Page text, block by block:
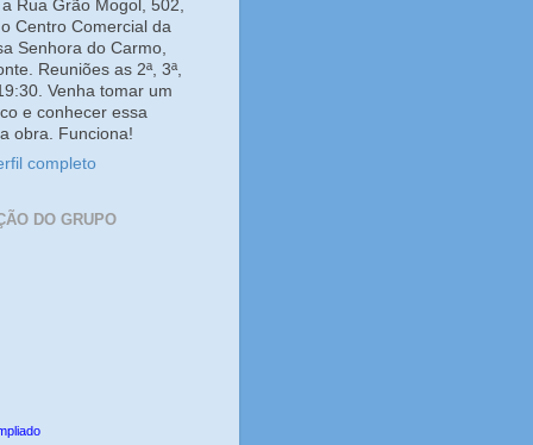
Rua Grão Mogol, 502,
Centro Comercial da
Senhora do Carmo,
Reuniões as 2ª, 3ª,
Venha tomar um
e conhecer essa
obra. Funciona!
completo
DO GRUPO